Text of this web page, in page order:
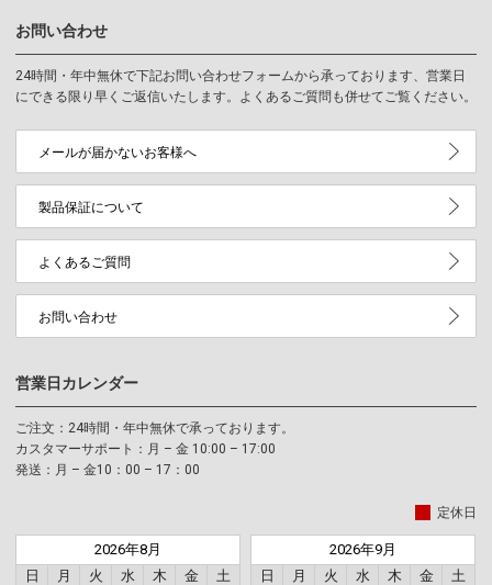
お問い合わせ
24時間・年中無休で下記お問い合わせフォームから承っております、営業日
にできる限り早くご返信いたします。よくあるご質問も併せてご覧ください。
メールが届かないお客様へ
製品保証について
よくあるご質問
お問い合わせ
営業日カレンダー
ご注文：24時間・年中無休で承っております。
カスタマーサポート：月 – 金 10:00 – 17:00
発送：月 – 金10：00 – 17：00
定休日
2026年8月
日
月 火 水 木 金
土
2026年9月
日
月 火 水 木 金
土